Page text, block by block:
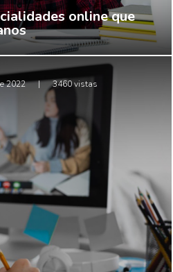
online que
2022 | 3460 vistas